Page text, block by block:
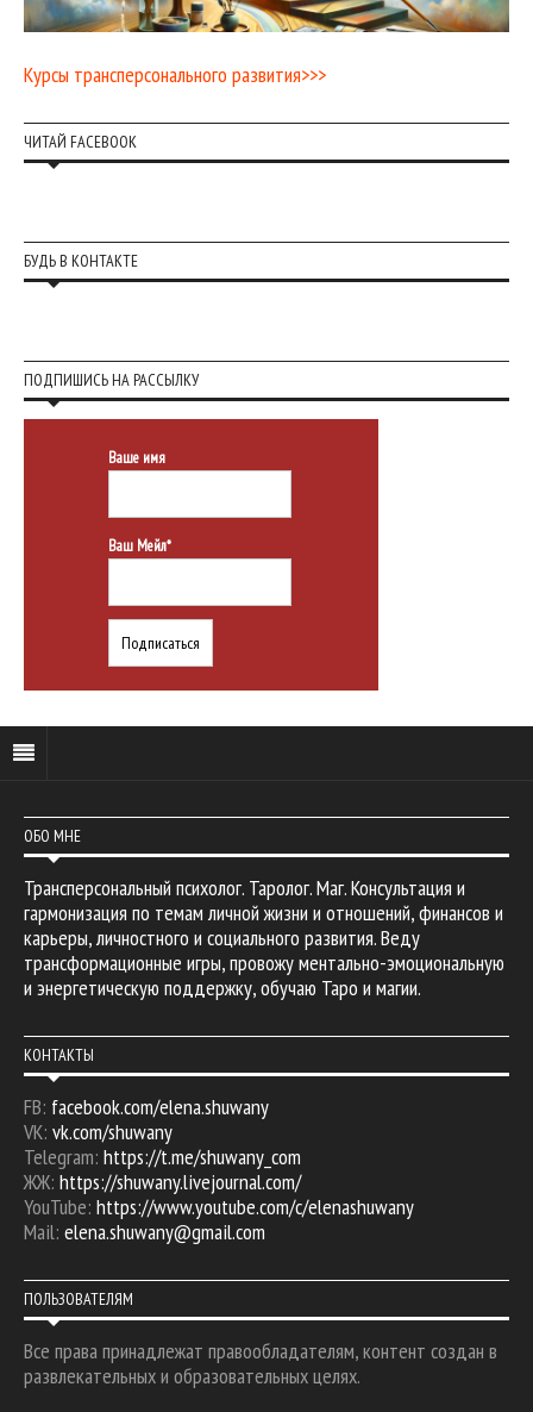
Курсы трансперсонального развития>>>
ЧИТАЙ FACEBOOK
БУДЬ В КОНТАКТЕ
ПОДПИШИСЬ НА РАССЫЛКУ
Ваше имя
Ваш Мейл*
ОБО МНЕ
Трансперсональный психолог. Таролог. Маг. Консультация и
гармонизация по темам личной жизни и отношений, финансов и
карьеры, личностного и социального развития. Веду
трансформационные игры, провожу ментально-эмоциональную
и энергетическую поддержку, обучаю Таро и магии.
КОНТАКТЫ
FB: facebook.com/elena.shuwany
VK: vk.com/shuwany
Telegram: https://t.me/shuwany_com
ЖЖ: https://shuwany.livejournal.com/
YouTube: https://www.youtube.com/c/elenashuwany
Mail: elena.shuwany@gmail.com
ПОЛЬЗОВАТЕЛЯМ
Все права принадлежат правообладателям, контент создан в
развлекательных и образовательных целях.